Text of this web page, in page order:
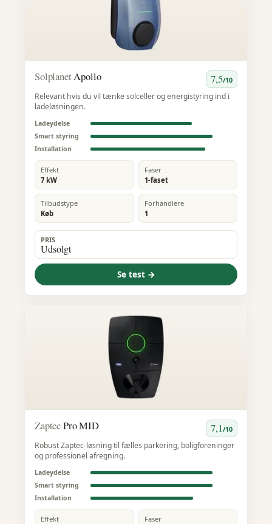
SolplanetApollo 7,5/10
Relevant hvis du vil tænke solceller og energistyring ind i
ladeløsningen.
Ladeydelse
Smart styring
Installation
Effekt
7 kW
Faser
1-faset
Tilbudstype
Køb
Forhandlere
1
PRIS
Udsolgt
Se test →
ZaptecPro MID 7,1/10
Robust Zaptec-løsning til fælles parkering, boligforeninger
og professionel afregning.
Ladeydelse
Smart styring
Installation
Effekt
Faser